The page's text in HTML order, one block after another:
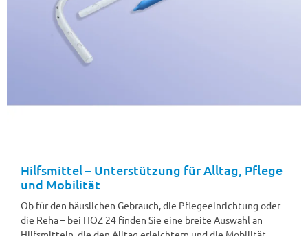
Hilfsmittel – Unterstützung für Alltag, Pflege
und Mobilität
Ob für den häuslichen Gebrauch, die Pflegeeinrichtung oder
die Reha – bei HOZ 24 finden Sie eine breite Auswahl an